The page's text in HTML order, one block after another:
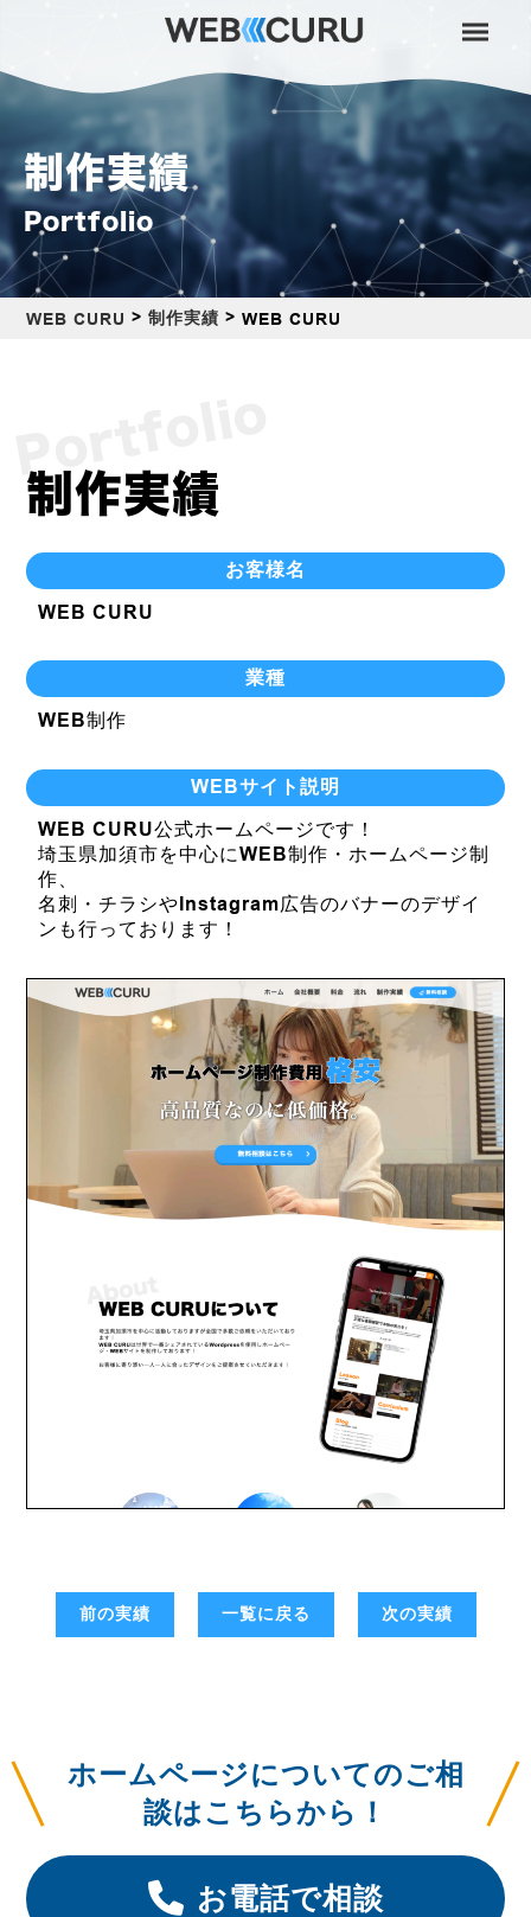
制作実績
Portfolio
WEB CURU >制作実績 >WEB CURU
制作実績
お客様名
WEB CURU
業種
WEB制作
WEBサイト説明
WEB CURU公式ホームページです！
埼玉県加須市を中心にWEB制作・ホームページ制
作、
名刺・チラシやInstagram広告のバナーのデザイ
ンも行っております！
前の実績 一覧に戻る 次の実績
ホームページについてのご相
談はこちらから！
お電話で相談